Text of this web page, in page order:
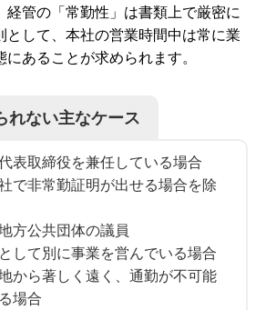
経管の「常勤性」は書類上で厳密に
として、本社の営業時間中は常に業
あることが求められます。
れない主なケース
表取締役を兼任している場合
で非常勤証明が出せる場合を除
方公共団体の議員
して別に事業を営んでいる場合
から著しく遠く、通勤が不可能
場合